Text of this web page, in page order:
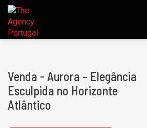
Venda - Aurora – Elegância
Esculpida no Horizonte
Atlântico